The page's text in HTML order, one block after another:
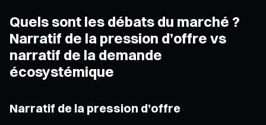
Quels sont les débats du marché ?
Narratif de la pression d’offre vs
narratif de la demande
écosystémique
Narratif de la pression d’offre